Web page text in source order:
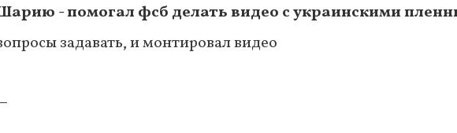
- помогал фсб делать видео с украинскими
задавать, и монтировал видео